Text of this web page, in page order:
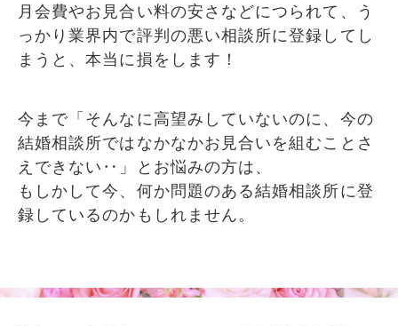
月会費やお見合い料の安さなどにつられて、う
っかり業界内で評判の悪い相談所に登録してし
まうと、本当に損をします！
今まで「そんなに高望みしていないのに、今の
結婚相談所ではなかなかお見合いを組むことさ
えできない‥」とお悩みの方は、
もしかして今、何か問題のある結婚相談所に登
録しているのかもしれません。